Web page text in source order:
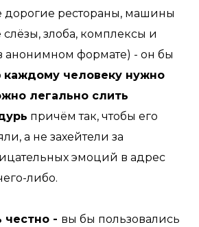
дорогие рестораны, машины
злоба, комплексы и
анонимном формате) - он бы
каждому человеку нужно
легально слить
причём так, чтобы его
а не захейтели за
эмоций в адрес
либо. ⠀
честно - вы бы пользовались